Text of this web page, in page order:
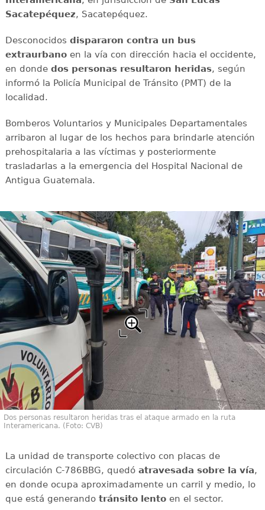
Sacatepéquez, Sacatepéquez.
Desconocidos dispararon contra un bus
extraurbanoen la vía con dirección hacia el occidente,
en donde dos personas resultaron heridas, según
informó la Policía Municipal de Tránsito (PMT) de la
localidad.
Bomberos Voluntarios y Municipales Departamentales
arribaron al lugar de los hechos para brindarle atención
prehospitalaria a las víctimas y posteriormente
trasladarlas a la emergencia del Hospital Nacional de
Antigua Guatemala.
Dos personas resultaron heridas tras el ataque armado en la ruta
Interamericana. (Foto: CVB)
La unidad de transporte colectivo con placas de
circulación C-786BBG, quedó atravesada sobre la vía,
en donde ocupa aproximadamente un carril y medio, lo
que está generando tránsito lentoen el sector.